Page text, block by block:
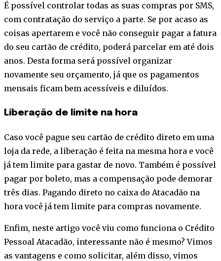
É possível controlar todas as suas compras por SMS,
com contratação do serviço a parte. Se por acaso as
coisas apertarem e você não conseguir pagar a fatura
do seu cartão de crédito, poderá parcelar em até dois
anos. Desta forma será possível organizar
novamente seu orçamento, já que os pagamentos
mensais ficam bem acessíveis e diluídos.
Liberação de limite na hora
Caso você pague seu cartão de crédito direto em uma
loja da rede, a liberação é feita na mesma hora e você
já tem limite para gastar de novo. Também é possível
pagar por boleto, mas a compensação pode demorar
três dias. Pagando direto no caixa do Atacadão na
hora você já tem limite para compras novamente.
Enfim, neste artigo você viu como funciona o Crédito
Pessoal Atacadão, interessante não é mesmo? Vimos
as vantagens e como solicitar, além disso, vimos